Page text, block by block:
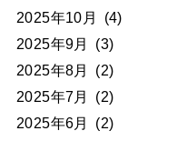
2025年10月
(4)
2025年9月
(3)
2025年8月
(2)
2025年7月
(2)
2025年6月
(2)